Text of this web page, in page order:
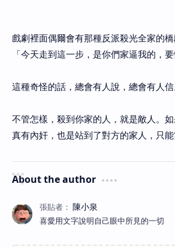
戲劇裡面偶爾會有那種反派殺光全家的
「今天走到這一步，是你們家逼我的，
這種奇怪的話，總會有人說，總會有人信
不管怎樣，殺到你家的人，就是敵人。
真有內奸，也是站到了對方的家人，只能
About the author
喜愛用文字說明自己眼中所見的一切